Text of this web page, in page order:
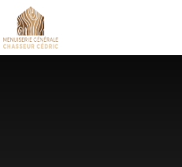
Panneau de gestion des cookies